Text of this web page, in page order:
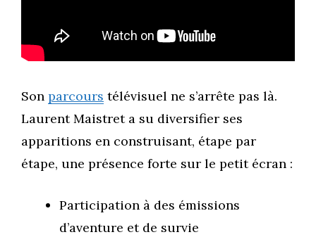
Son parcours télévisuel ne s’arrête pas là.
Laurent Maistret a su diversifier ses
apparitions en construisant, étape par
étape, une présence forte sur le petit écran :
Participation à des émissions
d’aventure et de survie